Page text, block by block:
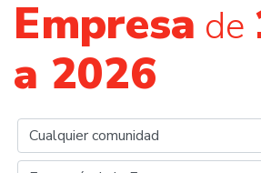
Empresa de
a 2026